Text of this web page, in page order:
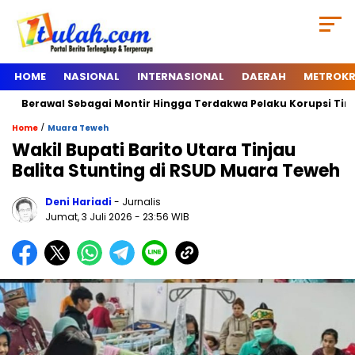
HOME NASIONAL INTERNASIONAL DAERAH
Sebagai Montir Hingga Terdakwa Pelaku Korupsi Timah,
Home / Muara Teweh
Wakil Bupati Barito Utara Tinjau
Balita Stunting di RSUD Muara Teweh
Deni Hariadi- Jurnalis
Jumat, 3 Juli 2026 - 23:56 WIB